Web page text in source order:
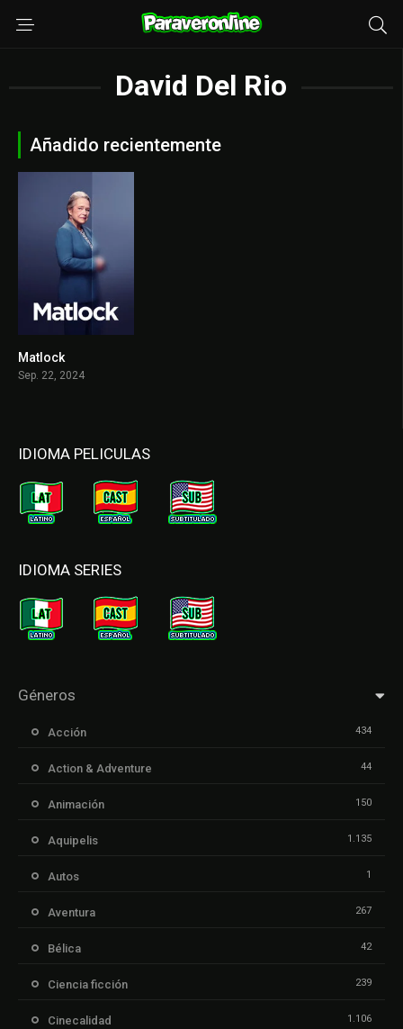
David Del Rio
Añadido recientemente
Matlock
Sep. 22, 2024
IDIOMA PELICULAS
IDIOMA SERIES
Géneros
Acción 434
Action & Adventure 44
Animación 150
Aquipelis 1.135
Autos 1
Aventura 267
Bélica 42
Ciencia ficción 239
Cinecalidad 1.106